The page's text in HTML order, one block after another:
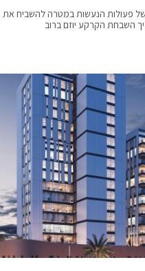
פעולות הנעשות במטרה להשביח
השבחת הקרקע יוזם ברוב